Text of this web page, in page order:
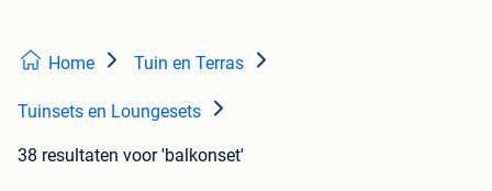
Home Tuin en Terras
Tuinsets en Loungesets
38 resultaten voor 'balkonset'